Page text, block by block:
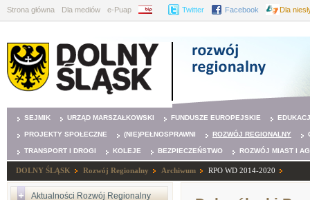
Strona główna Dla mediów e-Puap BIP Twitter Facebook Dla
SEJMIK URZĄD MARSZAŁKOWSKI FUNDUSZE EUROPEJSKIE
PROJEKTY SPOŁECZNE (NIE)PEŁNOSPRAWNI ROZWÓJ REGIONALNY
TRANSPORT I DROGI KOLEJE BEZPIECZEŃSTWO ROZWÓJ MIAST I
DOLNY ŚLĄSK Rozwój Regionalny Archiwum RPO WD 2014-2020
Aktualności Rozwój Regionalny